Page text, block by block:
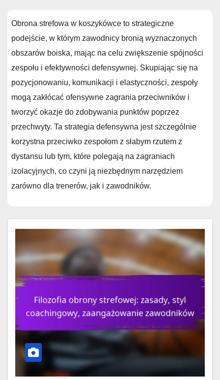
Obrona strefowa w koszykówce to strategiczne
podejście, w którym zawodnicy bronią wyznaczonych
obszarów boiska, mając na celu zwiększenie spójności
zespołu i efektywności defensywnej. Skupiając się na
pozycjonowaniu, komunikacji i elastyczności, zespoły
mogą zakłócać ofensywne zagrania przeciwników i
tworzyć okazje do zdobywania punktów poprzez
przechwyty. Ta strategia defensywna jest szczególnie
korzystna przeciwko zespołom z słabym rzutem z
dystansu lub tym, które polegają na zagraniach
izolacyjnych, co czyni ją niezbędnym narzędziem
zarówno dla trenerów, jak i zawodników.